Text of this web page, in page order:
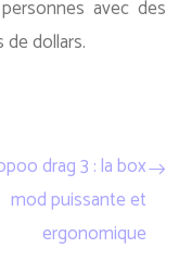
avec des
de dollars.
drag 3 : la box
mod puissante et
ergonomique